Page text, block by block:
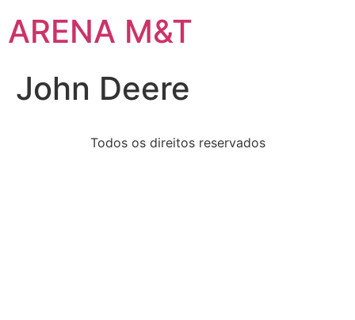
ARENA M&T
John Deere
Todos os direitos reservados